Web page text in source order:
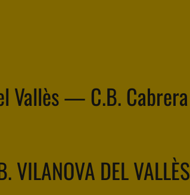
Vallès — C.B. Cabrera
VILANOVA DEL VALLÈS